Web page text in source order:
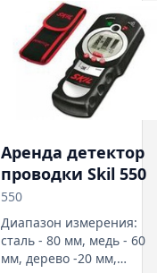
Аренда детектор
проводки Skil 550
550
Диапазон измерения:
сталь - 80 мм, медь - 60
мм, дерево -20 мм,